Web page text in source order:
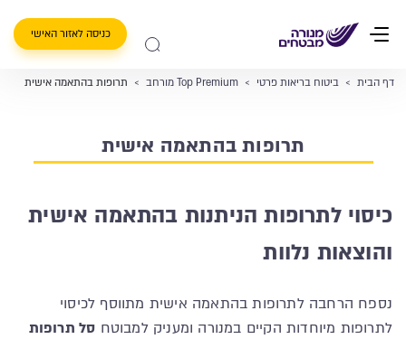
כניסה לאזור האישי
דף הבית > ביטוח בריאות פרטי > Top Premium מורחב > תרופות בהתאמה אישית
תרופות בהתאמה אישית
כיסוי לתרופות הניתנות בהתאמה אישית
והוצאות נלוות
נספח הרחבה לתרופות בהתאמה אישית מתווסף לכיסוי
לתרופות מיוחדות הקיים במנורה ומעניק למבוטח סל תרופות